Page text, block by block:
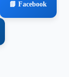
📘 Facebook